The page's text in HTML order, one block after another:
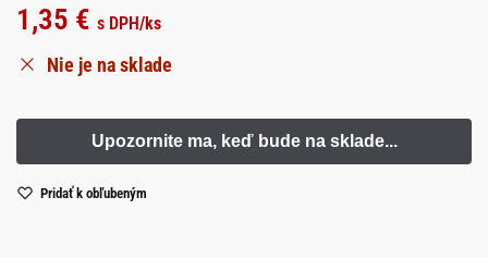
1,35 € s DPH/ks
Nie je na sklade
Pridať k obľubeným